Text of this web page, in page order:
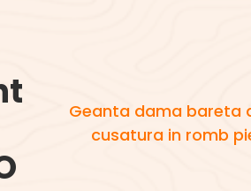
Geanta dama bareta
cusatura in romb